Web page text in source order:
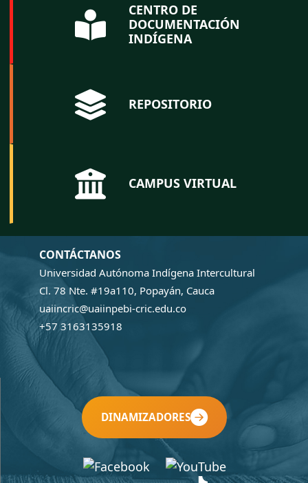
CENTRO DE
DOCUMENTACIÓN
INDÍGENA
REPOSITORIO
CAMPUS VIRTUAL
CONTÁCTANOS
Universidad Autónoma Indígena Intercultural
Cl. 78 Nte. #19a110, Popayán, Cauca
uaiincric@uaiinpebi-cric.edu.co
+57 3163135918
DINAMIZADORES